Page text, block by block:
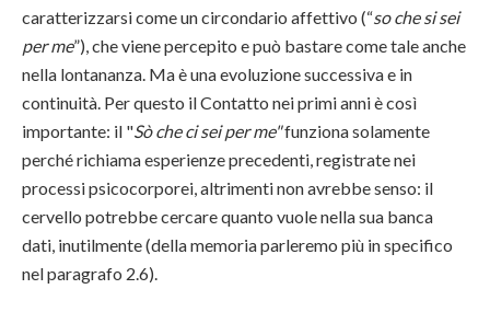
caratterizzarsi come un circondario affettivo (“so che si sei
per me”), che viene percepito e può bastare come tale anche
nella lontananza. Ma è una evoluzione successiva e in
continuità. Per questo il Contatto nei primi anni è così
importante: il "Sò che ci sei per me"funziona solamente
perché richiama esperienze precedenti, registrate nei
processi psicocorporei, altrimenti non avrebbe senso: il
cervello potrebbe cercare quanto vuole nella sua banca
dati, inutilmente (della memoria parleremo più in specifico
nel paragrafo 2.6).